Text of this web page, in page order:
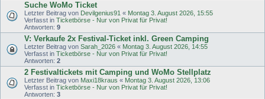
Suche WoMo Ticket
Letzter Beitrag von Devilgenius91 « Montag 3. August 2026, 15:55
Verfasst in Ticketbörse - Nur von Privat für Privat!
Antworten: 9
V: Verkaufe 2x Festival-Ticket inkl. Green Camping
Letzter Beitrag von Sarah_2026 « Montag 3. August 2026, 14:55
Verfasst in Ticketbörse - Nur von Privat für Privat!
Antworten: 2
2 Festivaltickets mit Camping und WoMo Stellplatz
Letzter Beitrag von Maxi18kraus « Montag 3. August 2026, 13:06
Verfasst in Ticketbörse - Nur von Privat für Privat!
Antworten: 3